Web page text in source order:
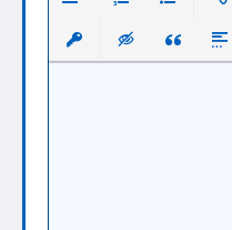
Вставить защищенную
ВставкаВставка